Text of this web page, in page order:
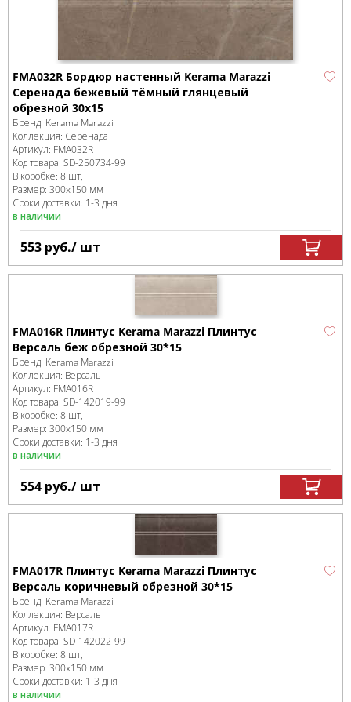
FMA032R Бордюр настенный Kerama Marazzi
Серенада бежевый тёмный глянцевый
обрезной 30x15
Бренд: Kerama Marazzi
Коллекция: Серенада
Артикул: FMA032R
Код товара: SD-250734-99
В коробке: 8 шт,
Размер: 300x150 мм
Сроки доставки: 1-3 дня
в наличии
553 руб./ шт
FMA016R Плинтус Kerama Marazzi Плинтус
Версаль беж обрезной 30*15
Бренд: Kerama Marazzi
Коллекция: Версаль
Артикул: FMA016R
Код товара: SD-142019-99
В коробке: 8 шт,
Размер: 300x150 мм
Сроки доставки: 1-3 дня
в наличии
554 руб./ шт
FMA017R Плинтус Kerama Marazzi Плинтус
Версаль коричневый обрезной 30*15
Бренд: Kerama Marazzi
Коллекция: Версаль
Артикул: FMA017R
Код товара: SD-142022-99
В коробке: 8 шт,
Размер: 300x150 мм
Сроки доставки: 1-3 дня
в наличии